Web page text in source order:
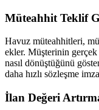
Müteahhit Teklif
Havuz müteahhitleri,
ekler. Müşterinin
nasıl dönüştüğünü
daha hızlı sözleşme
İlan Değeri